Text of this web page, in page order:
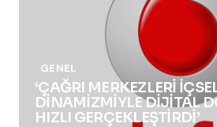
GENEL
‘ÇAĞRI MERKEZLERİ
DİNAMİZMİYLE DİJİTAL
HIZLI GERÇEKLEŞTİRDİ’